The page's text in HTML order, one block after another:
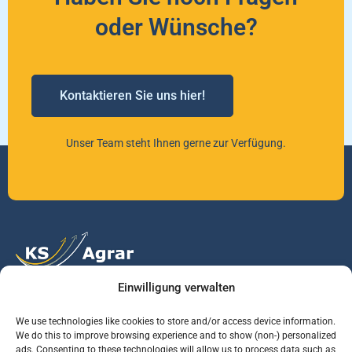
Einwilligung verwalten
We use technologies like cookies to store and/or access device information.
We do this to improve browsing experience and to show (non-) personalized
ads. Consenting to these technologies will allow us to process data such as
oder Wünsche?
Kontaktieren Sie uns hier!
Unser Team steht Ihnen gerne zur Verfügung.
Vertrauen Sie auf unsere Expertise im Agrarmarkt.